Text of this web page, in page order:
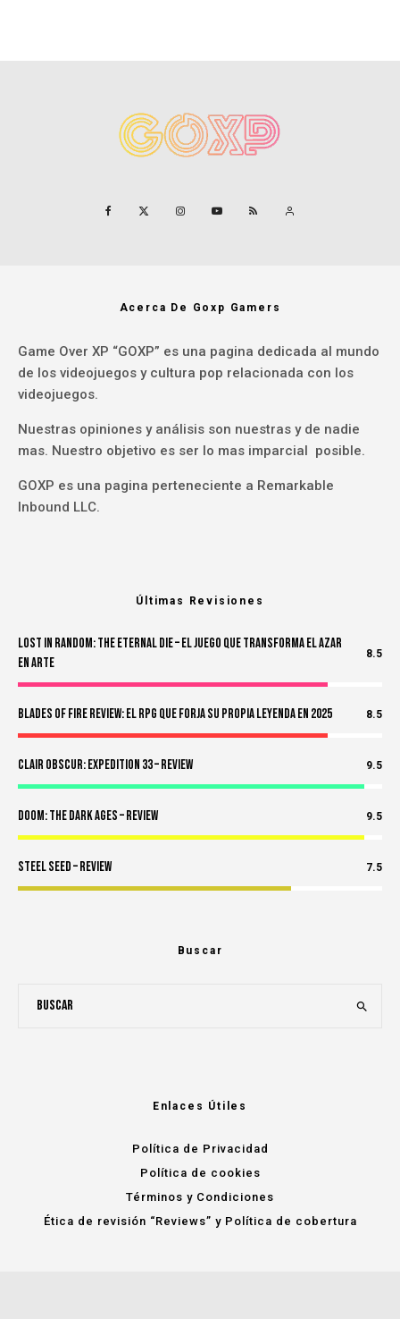
Acerca De Goxp Gamers
Game Over XP “GOXP” es una pagina dedicada al mundo
de los videojuegos y cultura pop relacionada con los
videojuegos.
Nuestras opiniones y análisis son nuestras y de nadie
mas. Nuestro objetivo es ser lo mas imparcial posible.
GOXP es una pagina perteneciente a Remarkable
Inbound LLC.
Últimas Revisiones
Lost in Random: The Eternal Die – El Juego Que Transforma el Azar
en Arte
8.5
Blades of Fire Review: El RPG Que Forja Su Propia Leyenda en 2025 8.5
Clair Obscur: Expedition 33 – Review 9.5
Doom: The Dark Ages – Review 9.5
Steel Seed – Review 7.5
Buscar
Enlaces Útiles
Política de Privacidad
Política de cookies
Términos y Condiciones
Ética de revisión “Reviews” y Política de cobertura